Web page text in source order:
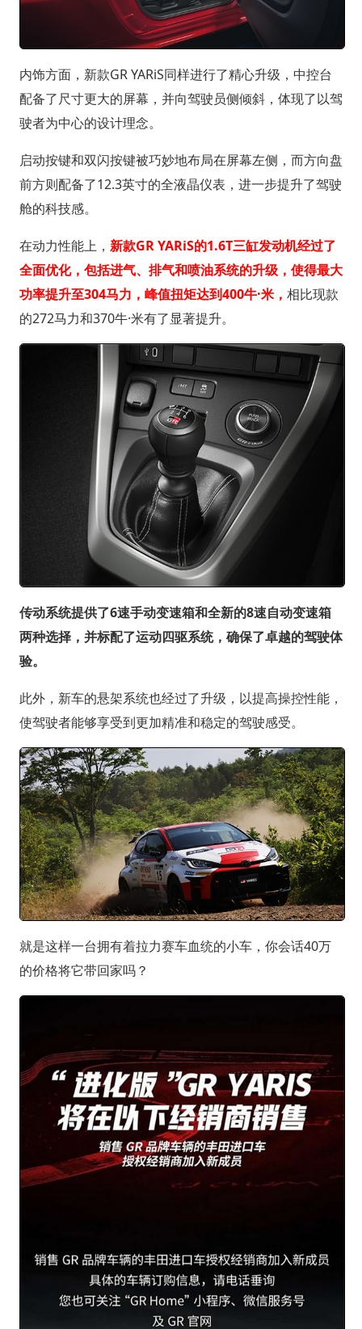
内饰方面，新款GR YARiS同样进行了精心升级，中控台
配备了尺寸更大的屏幕，并向驾驶员侧倾斜，体现了以驾
驶者为中心的设计理念。
启动按键和双闪按键被巧妙地布局在屏幕左侧，而方向盘
前方则配备了12.3英寸的全液晶仪表，进一步提升了驾驶
舱的科技感。
在动力性能上， 新款GR YARiS的1.6T三缸发动机经过了
全面优化，包括进气、排气和喷油系统的升级，使得最大
功率提升至304马力，峰值扭矩达到400牛·米， 相比现款
的272马力和370牛·米有了显著提升。
传动系统提供了6速手动变速箱和全新的8速自动变速箱
两种选择，并标配了运动四驱系统，确保了卓越的驾驶体
验。
此外，新车的悬架系统也经过了升级，以提高操控性能，
使驾驶者能够享受到更加精准和稳定的驾驶感受。
就是这样一台拥有着拉力赛车血统的小车，你会话40万
的价格将它带回家吗？